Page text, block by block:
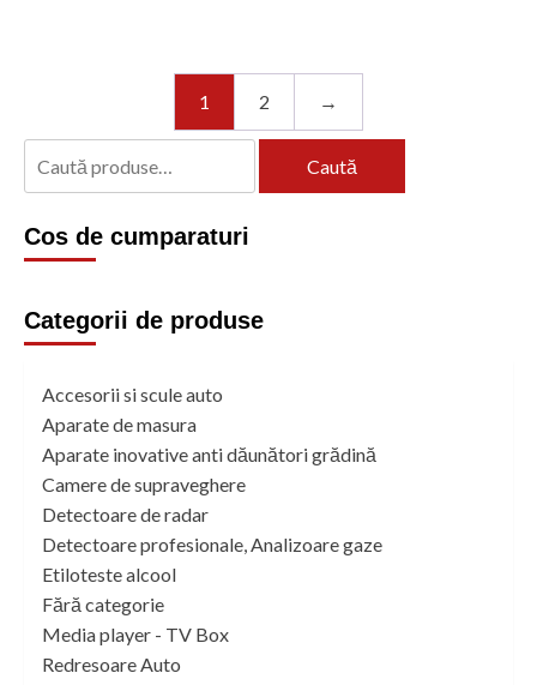
1 2 →
Caută
Cos de cumparaturi
Categorii de produse
Accesorii si scule auto
Aparate de masura
Aparate inovative anti dăunători grădină
Camere de supraveghere
Detectoare de radar
Detectoare profesionale, Analizoare gaze
Etiloteste alcool
Fără categorie
Media player - TV Box
Redresoare Auto